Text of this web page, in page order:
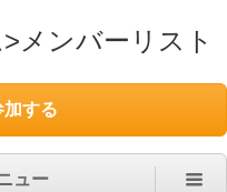
> メンバーリスト
する
ュー